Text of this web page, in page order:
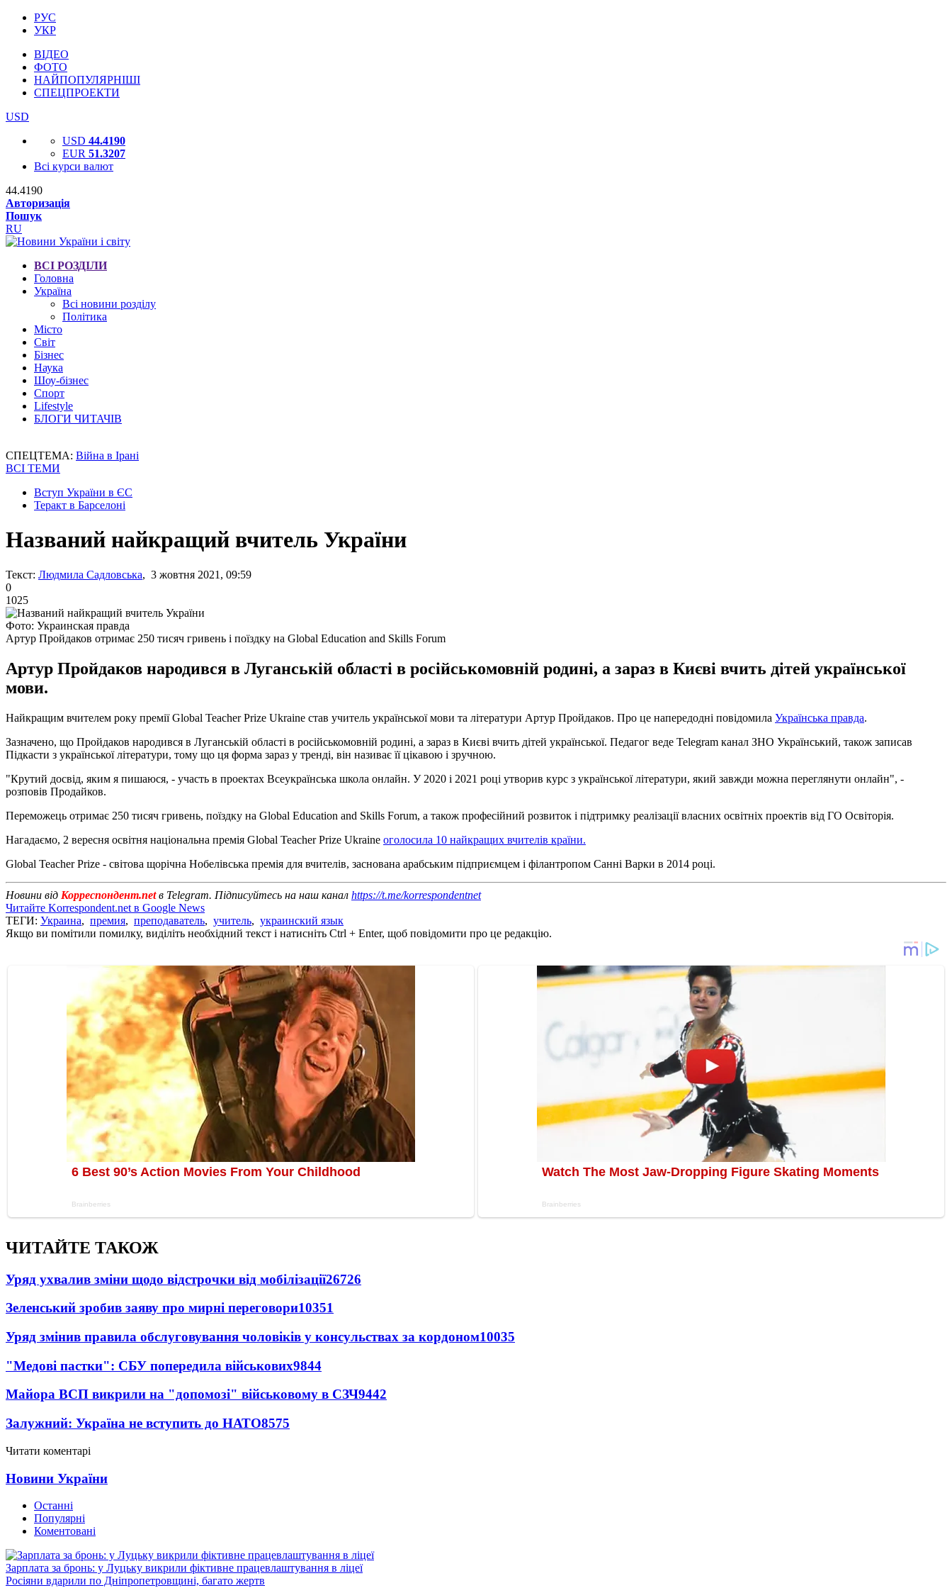
РУС
УКР
ВІДЕО
ФОТО
НАЙПОПУЛЯРНІШІ
СПЕЦПРОЕКТИ
USD
USD 44.4190
EUR 51.3207
Всі курси валют
44.4190
Авторизація
Пошук
RU
ВСІ РОЗДІЛИ
Головна
Україна
Всі новини розділу
Політика
Місто
Світ
Бізнес
Наука
Шоу-бізнес
Спорт
Lifestyle
БЛОГИ ЧИТАЧІВ
СПЕЦТЕМА: Війна в Ірані
ВСІ ТЕМИ
Вступ України в ЄС
Теракт в Барселоні
Названий найкращий вчитель України
Текст: Людмила Садловська, 3 жовтня 2021, 09:59
0
1025
Фото: Украинская правда
Артур Пройдаков отримає 250 тисяч гривень і поїздку на Global Education and Skills Forum
Артур Пройдаков народився в Луганській області в російськомовній родині, а зараз в Києві вчить дітей української
мови.
Найкращим вчителем року премії Global Teacher Prize Ukraine став учитель української мови та літератури Артур Пройдаков. Про це напередодні повідомила Українська правда.
Зазначено, що Пройдаков народився в Луганській області в російськомовній родині, а зараз в Києві вчить дітей української. Педагог веде Telegram канал ЗНО Український, також записав
Підкасти з української літератури, тому що ця форма зараз у тренді, він називає її цікавою і зручною.
"Крутий досвід, яким я пишаюся, - участь в проектах Всеукраїнська школа онлайн. У 2020 і 2021 році утворив курс з української літератури, який завжди можна переглянути онлайн", -
розповів Продайков.
Переможець отримає 250 тисяч гривень, поїздку на Global Education and Skills Forum, а також професійний розвиток і підтримку реалізації власних освітніх проектів від ГО Освіторія.
Нагадаємо, 2 вересня освітня національна премія Global Teacher Prize Ukraine оголосила 10 найкращих вчителів країни.
Global Teacher Prize - світова щорічна Нобелівська премія для вчителів, заснована арабським підприємцем і філантропом Санні Варки в 2014 році.
Новини від Корреспондент.netв Telegram. Підписуйтесь на наш канал https://t.me/korrespondentnet
Читайте Korrespondent.net в Google News
ТЕГИ: Украина, премия, преподаватель, учитель, украинский язык
Якщо ви помітили помилку, виділіть необхідний текст і натисніть Ctrl + Enter, щоб повідомити про це редакцію.
ЧИТАЙТЕ ТАКОЖ
Уряд ухвалив зміни щодо відстрочки від мобілізації26726
Зеленський зробив заяву про мирні переговори10351
Уряд змінив правила обслуговування чоловіків у консульствах за кордоном10035
"Медові пастки": СБУ попередила військових9844
Майора ВСП викрили на "допомозі" військовому в СЗЧ9442
Залужний: Україна не вступить до НАТО8575
Читати коментарі
Новини України
Останні
Популярні
Коментовані
Зарплата за бронь: у Луцьку викрили фіктивне працевлаштування в ліцеї
Росіяни вдарили по Дніпропетровщині, багато жертв